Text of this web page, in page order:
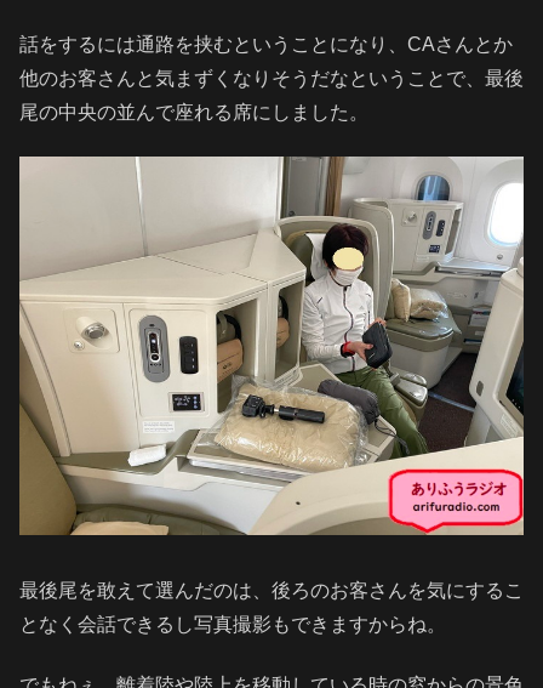
話をするには通路を挟むということになり、CAさんとか
他のお客さんと気まずくなりそうだなということで、最後
尾の中央の並んで座れる席にしました。
最後尾を敢えて選んだのは、後ろのお客さんを気にするこ
となく会話できるし写真撮影もできますからね。